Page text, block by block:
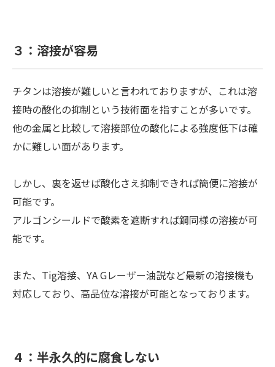
３：溶接が容易
チタンは溶接が難しいと言われておりますが、これは溶
接時の酸化の抑制という技術面を指すことが多いです。
他の金属と比較して溶接部位の酸化による強度低下は確
かに難しい面があります。
しかし、裏を返せば酸化さえ抑制できれば簡便に溶接が
可能です。
アルゴンシールドで酸素を遮断すれば鋼同様の溶接が可
能です。
また、Tig溶接、YA Gレーザー油説など最新の溶接機も
対応しており、高品位な溶接が可能となっております。
４：半永久的に腐食しない